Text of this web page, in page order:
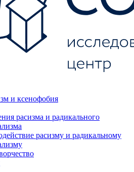
и ксенофобия
расизма и радикального
расизму и радикальному